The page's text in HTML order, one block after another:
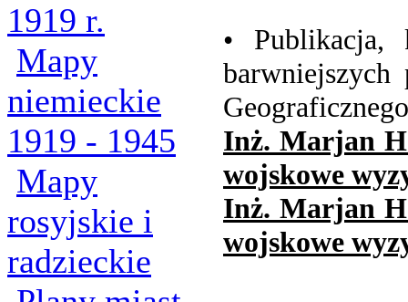
1919 r.
Mapy
niemieckie
1919 - 1945
Mapy
rosyjskie i
radzieckie
•
barwniejszych
Inż. Marjan
wojskowe
Inż. Marjan
wojskowe